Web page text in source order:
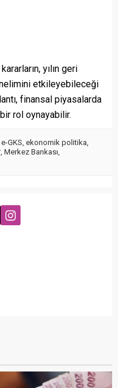
yılın geri
etkileyebileceği
finansal piyasalarda
rol oynayabilir.
e-GKS ekonomik politika
, Merkez Bankası